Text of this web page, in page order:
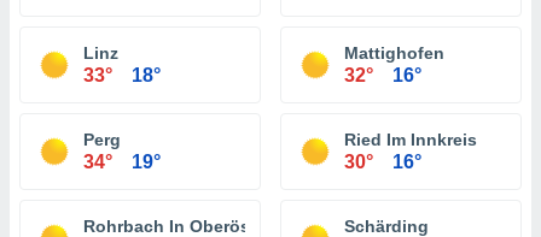
Linz
33° 18°
Mattighofen
32° 16°
Perg
34° 19°
Ried Im Innkreis
30° 16°
Rohrbach In Oberösterreich Schärding